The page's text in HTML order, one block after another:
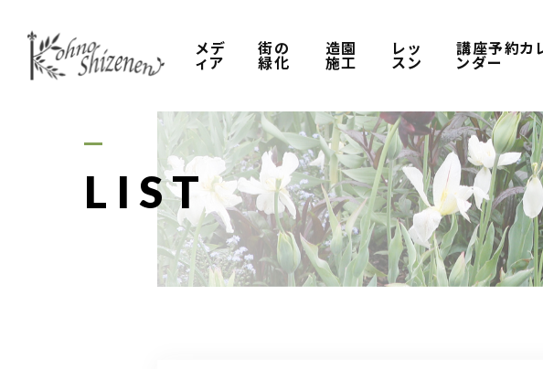
メデ
ィア
街の
緑化
造園
施工
レッ
スン
講座予約カ
ンダー
LIST